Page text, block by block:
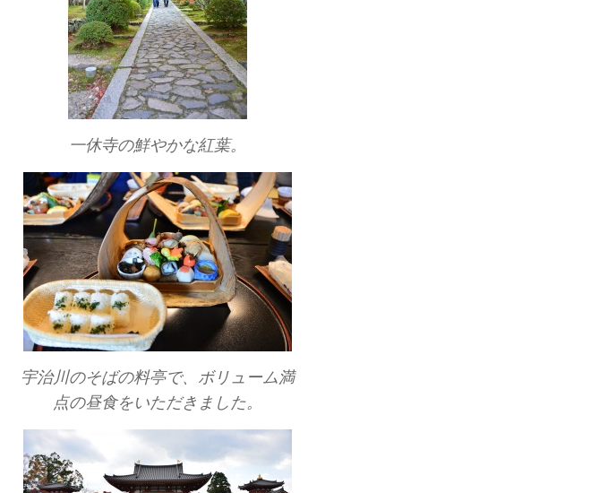
一休寺の鮮やかな紅葉。
宇治川のそばの料亭で、ボリューム満
点の昼食をいただきました。